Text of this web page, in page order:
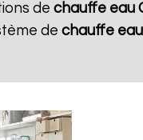
de chauffe eau
de chauffe